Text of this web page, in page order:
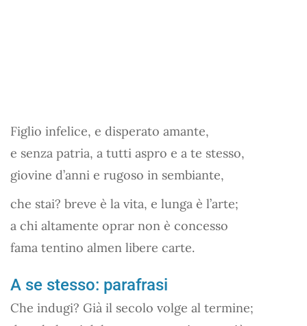
Figlio infelice, e disperato amante,
e senza patria, a tutti aspro e a te stesso,
giovine d’anni e rugoso in sembiante,
che stai? breve è la vita, e lunga è l’arte;
a chi altamente oprar non è concesso
fama tentino almen libere carte.
A se stesso: parafrasi
Che indugi? Già il secolo volge al termine;